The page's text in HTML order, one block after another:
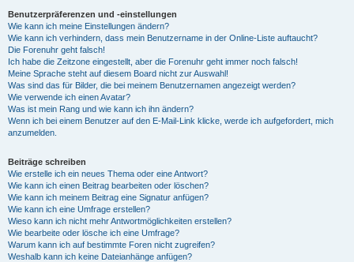
Benutzerpräferenzen und -einstellungen
Wie kann ich meine Einstellungen ändern?
Wie kann ich verhindern, dass mein Benutzername in der Online-Liste auftaucht?
Die Forenuhr geht falsch!
Ich habe die Zeitzone eingestellt, aber die Forenuhr geht immer noch falsch!
Meine Sprache steht auf diesem Board nicht zur Auswahl!
Was sind das für Bilder, die bei meinem Benutzernamen angezeigt werden?
Wie verwende ich einen Avatar?
Was ist mein Rang und wie kann ich ihn ändern?
Wenn ich bei einem Benutzer auf den E-Mail-Link klicke, werde ich aufgefordert, mich
anzumelden.
Beiträge schreiben
Wie erstelle ich ein neues Thema oder eine Antwort?
Wie kann ich einen Beitrag bearbeiten oder löschen?
Wie kann ich meinem Beitrag eine Signatur anfügen?
Wie kann ich eine Umfrage erstellen?
Wieso kann ich nicht mehr Antwortmöglichkeiten erstellen?
Wie bearbeite oder lösche ich eine Umfrage?
Warum kann ich auf bestimmte Foren nicht zugreifen?
Weshalb kann ich keine Dateianhänge anfügen?